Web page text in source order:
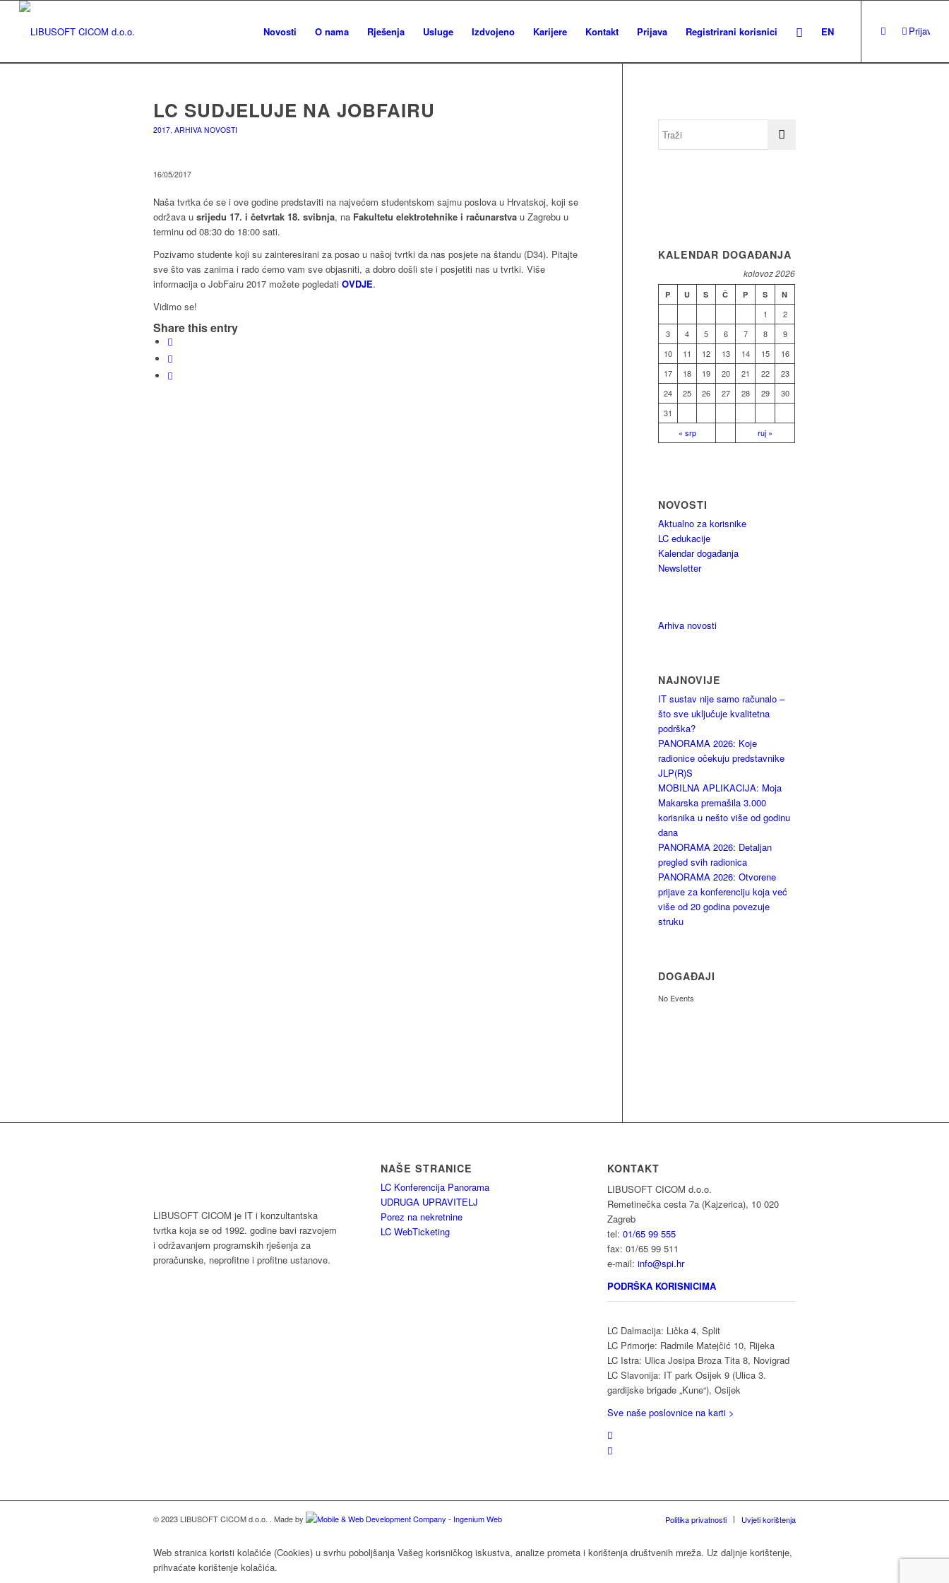
Novosti O nama Rješenja Usluge Izdvojeno Karijere Kontakt Prijava Registrirani korisnici EN Prijava
LC SUDJELUJE NA JOBFAIRU
2017, ARHIVA NOVOSTI
16/05/2017
Naša tvrtka će se i ove godine predstaviti na najvećem studentskom sajmu poslova u Hrvatskoj, koji se
održava u srijedu 17. i četvrtak 18. svibnja, na Fakultetu elektrotehnike i računarstva u Zagrebu u
terminu od 08:30 do 18:00 sati.
Pozivamo studente koji su zainteresirani za posao u našoj tvrtki da nas posjete na štandu (D34). Pitajte
sve što vas zanima i rado ćemo vam sve objasniti, a dobro došli ste i posjetiti nas u tvrtki. Više
informacija o JobFairu 2017 možete pogledati OVDJE.
Vidimo se!
Share this entry
KALENDAR DOGAĐANJA
kolovoz 2026
P U S Č P S N
1
2
3
4 5 6 7 8
9
10
11 12 13 14 15
16
17
18 19 20 21 22
23
24
25 26 27 28 29
30
31
« srp
ruj »
NOVOSTI
Aktualno za korisnike
LC edukacije
Kalendar događanja
Newsletter
Arhiva novosti
NAJNOVIJE
IT sustav nije samo računalo –
što sve uključuje kvalitetna
podrška?
PANORAMA 2026: Koje
radionice očekuju predstavnike
JLP(R)S
MOBILNA APLIKACIJA: Moja
Makarska premašila 3.000
korisnika u nešto više od godinu
dana
PANORAMA 2026: Detaljan
pregled svih radionica
PANORAMA 2026: Otvorene
prijave za konferenciju koja već
više od 20 godina povezuje
struku
DOGAĐAJI
No Events
LIBUSOFT CICOM je IT i konzultantska
tvrtka koja se od 1992. godine bavi razvojem
i održavanjem programskih rješenja za
proračunske, neprofitne i profitne ustanove.
NAŠE STRANICE
LC Konferencija Panorama
UDRUGA UPRAVITELJ
Porez na nekretnine
LC WebTicketing
KONTAKT
LIBUSOFT CICOM d.o.o.
Remetinečka cesta 7a (Kajzerica), 10 020
Zagreb
tel:01/65 99 555
fax: 01/65 99 511
e-mail:info@spi.hr
PODRŠKA KORISNICIMA
LC Dalmacija: Lička 4, Split
LC Primorje: Radmile Matejčić 10, Rijeka
LC Istra: Ulica Josipa Broza Tita 8, Novigrad
LC Slavonija: IT park Osijek 9 (Ulica 3.
gardijske brigade „Kune“), Osijek
Sve naše poslovnice na karti >
© 2023 LIBUSOFT CICOM d.o.o. . Made by Politika privatnosti Uvjeti korištenja
Web stranica koristi kolačiće (Cookies) u svrhu poboljšanja Vašeg korisničkog iskustva, analize prometa i korištenja društvenih mreža. Uz daljnje korištenje,
prihvaćate korištenje kolačića.